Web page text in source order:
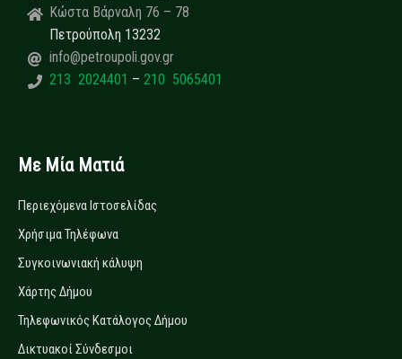
Κώστα Βάρναλη 76 – 78
Πετρούπολη 13232
info@petroupoli.gov.gr
213 2024401 – 210 5065401
Με Μία Ματιά
Περιεχόμενα Ιστοσελίδας
Χρήσιμα Τηλέφωνα
Συγκοινωνιακή κάλυψη
Χάρτης Δήμου
Τηλεφωνικός Κατάλογος Δήμου
Δικτυακοί Σύνδεσμοι